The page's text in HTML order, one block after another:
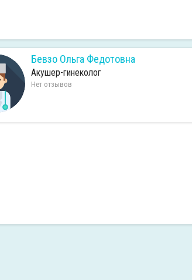
Бевзо Ольга Федотовна
Акушер-гинеколог
Нет отзывов